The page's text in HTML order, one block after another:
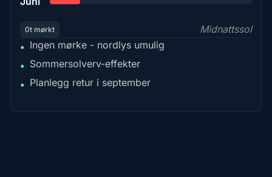
0t mørkt
Midnattssol
• Ingen mørke - nordlys umulig
• Sommersolverv-effekter
• Planlegg retur i september